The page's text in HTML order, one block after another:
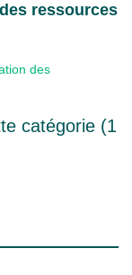
ressources
des
catégorie (1